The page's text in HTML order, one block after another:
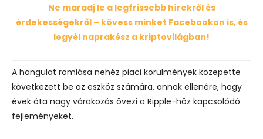
Ne maradj le a legfrissebb hírekről és
érdekességekről – kövess minket Facebookon is, és
legyél naprakész a kriptovilágban!
A hangulat romlása nehéz piaci körülmények közepette
következett be az eszköz számára, annak ellenére, hogy
évek óta nagy várakozás övezi a Ripple-höz kapcsolódó
fejleményeket.